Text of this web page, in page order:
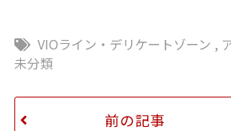
VIOライン・デリケートゾーン ,
未分類
前の記事